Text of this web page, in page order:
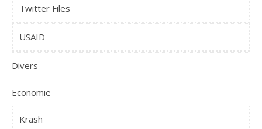
Twitter Files
USAID
Divers
Economie
Krash